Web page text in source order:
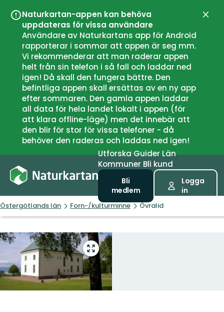
Naturkartan-appen kan behöva
uppdateras för vissa användare
Användare av Naturkartans app för Android
rapporterar i sommar att appen är seg mm.
Vi rekommenderar att man raderar appen
helt från sin telefon i så fall och laddar ned
igen! Då skall den fungera bättre. Den
befintliga appen skall ersättas av en ny app
efter sommaren. Den gamla appen laddar
all data för hela landet lokalt i appen (för
att klara offline-läge) men det innebär att
den blir för stor för vissa telefoner - då
behöver den raderas och laddas ned igen!
UtforskaGuiderLän
Kommuner Bli kund
Bli
medlem
Logga
in
Östergötlands län Forn-/kulturminne Övralid
Gå
till
helskärmsläge